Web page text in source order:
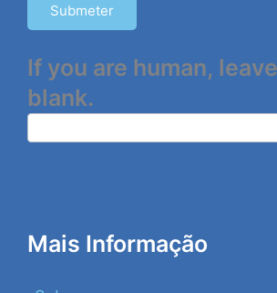
Submeter
If you are human,
blank.
Mais Informação